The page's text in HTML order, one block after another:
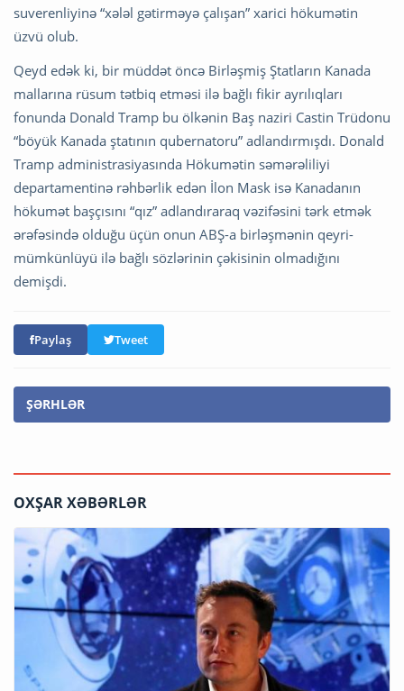
suverenliyinə “xələl gətirməyə çalışan” xarici hökumətin
üzvü olub.
Qeyd edək ki, bir müddət öncə Birləşmiş Ştatların Kanada
mallarına rüsum tətbiq etməsi ilə bağlı fikir ayrılıqları
fonunda Donald Tramp bu ölkənin Baş naziri Castin Trüdonu
“böyük Kanada ştatının qubernatoru” adlandırmışdı. Donald
Tramp administrasiyasında Hökumətin səmərəliliyi
departamentinə rəhbərlik edən İlon Mask isə Kanadanın
hökumət başçısını “qız” adlandıraraq vəzifəsini tərk etmək
ərəfəsində olduğu üçün onun ABŞ-a birləşmənin qeyri-
mümkünlüyü ilə bağlı sözlərinin çəkisinin olmadığını
demişdi.
Paylaş Tweet
ŞƏRHLƏR
OXŞAR XƏBƏRLƏR